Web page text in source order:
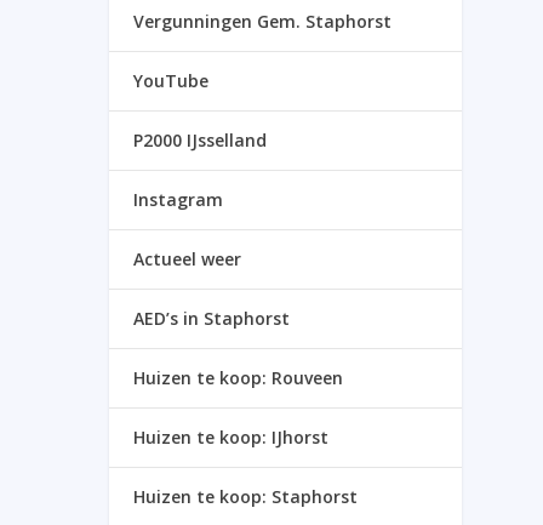
Vergunningen Gem. Staphorst
YouTube
P2000 IJsselland
Instagram
Actueel weer
AED’s in Staphorst
Huizen te koop: Rouveen
Huizen te koop: IJhorst
Huizen te koop: Staphorst